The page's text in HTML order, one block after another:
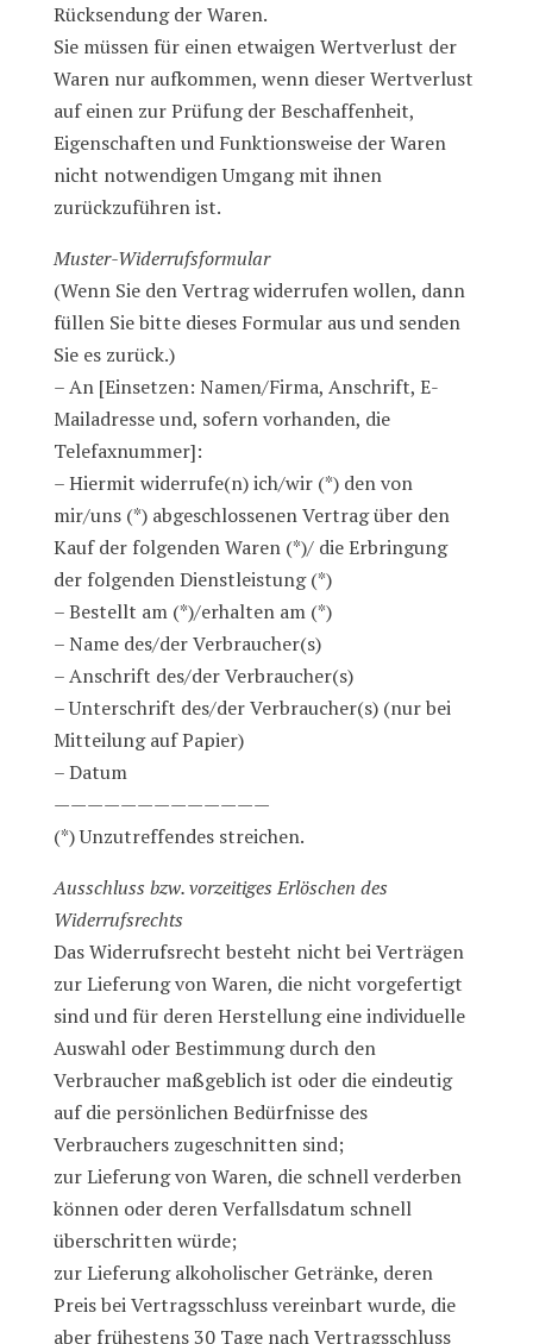
Rücksendung der Waren.
Sie müssen für einen etwaigen Wertverlust der
Waren nur aufkommen, wenn dieser Wertverlust
auf einen zur Prüfung der Beschaffenheit,
Eigenschaften und Funktionsweise der Waren
nicht notwendigen Umgang mit ihnen
zurückzuführen ist.
Muster-Widerrufsformular
(Wenn Sie den Vertrag widerrufen wollen, dann
füllen Sie bitte dieses Formular aus und senden
Sie es zurück.)
– An [Einsetzen: Namen/Firma, Anschrift, E-
Mailadresse und, sofern vorhanden, die
Telefaxnummer]:
– Hiermit widerrufe(n) ich/wir (*) den von
mir/uns (*) abgeschlossenen Vertrag über den
Kauf der folgenden Waren (*)/ die Erbringung
der folgenden Dienstleistung (*)
– Bestellt am (*)/erhalten am (*)
– Name des/der Verbraucher(s)
– Anschrift des/der Verbraucher(s)
– Unterschrift des/der Verbraucher(s) (nur bei
Mitteilung auf Papier)
– Datum
—————————————
(*) Unzutreffendes streichen.
Ausschluss bzw. vorzeitiges Erlöschen des
Widerrufsrechts
Das Widerrufsrecht besteht nicht bei Verträgen
zur Lieferung von Waren, die nicht vorgefertigt
sind und für deren Herstellung eine individuelle
Auswahl oder Bestimmung durch den
Verbraucher maßgeblich ist oder die eindeutig
auf die persönlichen Bedürfnisse des
Verbrauchers zugeschnitten sind;
zur Lieferung von Waren, die schnell verderben
können oder deren Verfallsdatum schnell
überschritten würde;
zur Lieferung alkoholischer Getränke, deren
Preis bei Vertragsschluss vereinbart wurde, die
aber frühestens 30 Tage nach Vertragsschluss